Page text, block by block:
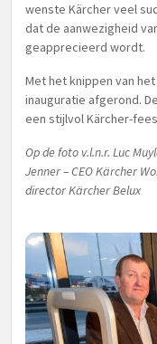
wenste Kärcher veel
dat de aanwezigheid
geapprecieerd wordt.
Met het knippen van
inauguratie afgerond.
een stijlvol Kärcher-
Op de foto v.l.n.r. Luc
Jenner – CEO Kärcher
director Kärcher Belux